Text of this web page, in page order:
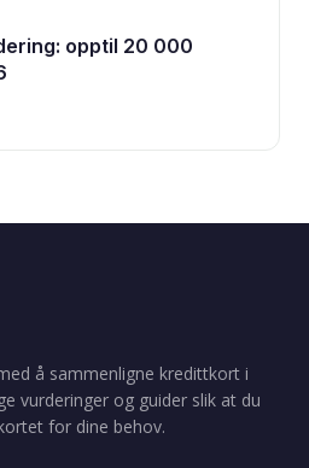
opptil 20 000
å sammenligne kredittkort i
vurderinger og guider slik at du
for dine behov.